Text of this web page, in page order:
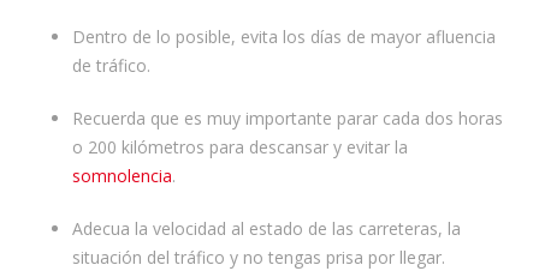
Dentro de lo posible, evita los días de mayor afluencia
de tráfico.
Recuerda que es muy importante parar cada dos horas
o 200 kilómetros para descansar y evitar la
somnolencia.
Adecua la velocidad al estado de las carreteras, la
situación del tráfico y no tengas prisa por llegar.